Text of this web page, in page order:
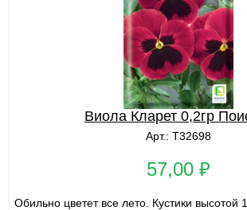
Виола Кларет 0,2гр
Арт.: Т32698
57,00 ₽
Обильно цветет все лето. Кустики высотой